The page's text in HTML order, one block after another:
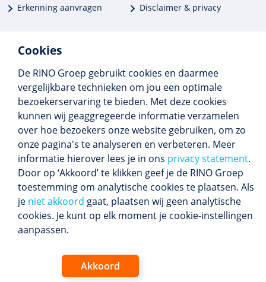
Cookies
De RINO Groep gebruikt cookies en daarmee
vergelijkbare technieken om jou een optimale
bezoekerservaring te bieden. Met deze cookies
kunnen wij geaggregeerde informatie verzamelen
over hoe bezoekers onze website gebruiken, om zo
onze pagina's te analyseren en verbeteren. Meer
informatie hierover lees je in ons privacy statement.
Door op ‘Akkoord’ te klikken geef je de RINO Groep
toestemming om analytische cookies te plaatsen. Als
je niet akkoord gaat, plaatsen wij geen analytische
cookies. Je kunt op elk moment je cookie-instellingen
aanpassen.
Akkoord
Erkenning aanvragen
Disclaimer & privacy
Meer dan 250 opleidingen
Alle BIG-opleidingen in huis
Cedeo-erkend en CRKBO-geregistreerd
Gemiddelde beoordeling 8,4
Volg ons
Blijf op de hoogte van het (nieuwe) scholings­
aanbod en ons laatste nieuws.